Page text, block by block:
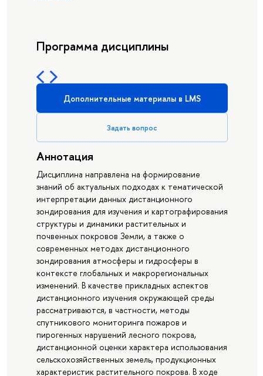
Программа дисциплины
Дополнительные материалы в LMS
Задать вопрос
Аннотация
Дисциплина направлена на формирование
знаний об актуальных подходах к тематической
интерпретации данных дистанционного
зондирования для изучения и картографирования
структуры и динамики растительных и
почвенных покровов Земли, а также о
современных методах дистанционного
зондирования атмосферы и гидросферы в
контексте глобальных и макрорегиональных
изменений. В качестве прикладных аспектов
дистанционного изучения окружающей среды
рассматриваются, в частности, методы
спутникового мониторинга пожаров и
пирогенных нарушений лесного покрова,
дистанционной оценки характера использования
сельскохозяйственных земель, продукционных
характеристик растительного покрова. В ходе